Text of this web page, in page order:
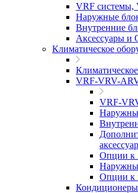
VRF системы,
Наружные
Внутренние
Аксессуары и
Климатическое
VRF-VRV-
VRF-
Опции к
Опции к
Кондиционеры